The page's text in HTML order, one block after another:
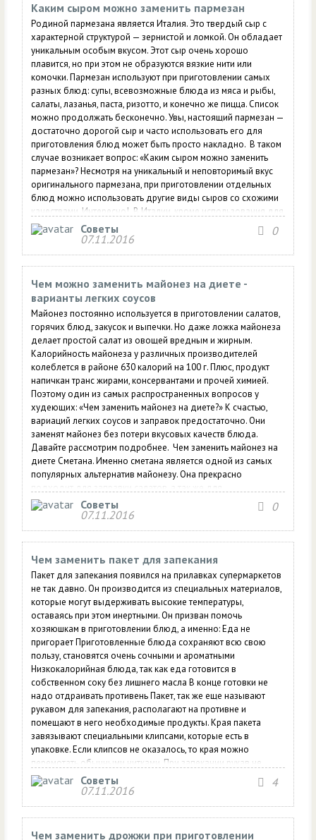
Каким сыром можно заменить пармезан
Родиной пармезана является Италия. Это твердый сыр с
характерной структурой — зернистой и ломкой. Он обладает
уникальным особым вкусом. Этот сыр очень хорошо
плавится, но при этом не образуются вязкие нити или
комочки. Пармезан используют при приготовлении самых
разных блюд: супы, всевозможные блюда из мяса и рыбы,
салаты, лазанья, паста, ризотто, и конечно же пицца. Список
можно продолжать бесконечно. Увы, настоящий пармезан —
достаточно дорогой сыр и часто использовать его для
приготовления блюд может быть просто накладно. В таком
случае возникает вопрос: «Каким сыром можно заменить
пармезан»? Несмотря на уникальный и неповторимый вкус
оригинального пармезана, при приготовлении отдельных
блюд можно использовать другие виды сыров со схожими
качествами. Интересно! В Италии, кроме использования для
приготовления горячих блюд и салатов, из пармезана, груши
и...
Советы
07.11.2016
0
Чем можно заменить майонез на диете -
варианты легких соусов
Майонез постоянно используется в приготовлении салатов,
горячих блюд, закусок и выпечки. Но даже ложка майонеза
делает простой салат из овощей вредным и жирным.
Калорийность майонеза у различных производителей
колеблется в районе 630 калорий на 100 г. Плюс, продукт
напичкан транс жирами, консервантами и прочей химией.
Поэтому один из самых распространенных вопросов у
худеющих: «Чем заменить майонез на диете?» К счастью,
вариаций легких соусов и заправок предостаточно. Они
заменят майонез без потери вкусовых качеств блюда.
Давайте рассмотрим подробнее. Чем заменить майонез на
диете Сметана. Именно сметана является одной из самых
популярных альтернатив майонезу. Она прекрасно
подходит для заправки салатов, а так же для
использования в горячих блюдах. На диете лучше всего
выбирать нежирную сметану 10-15%. Кстати, ее калорийность
ниже майонеза в 5 раз и употребление...
Советы
07.11.2016
0
Чем заменить пакет для запекания
Пакет для запекания появился на прилавках супермаркетов
не так давно. Он производится из специальных материалов,
которые могут выдерживать высокие температуры,
оставаясь при этом инертными. Он призван помочь
хозяюшкам в приготовлении блюд, а именно: Еда не
пригорает Приготовленные блюда сохраняют всю свою
пользу, становятся очень сочными и ароматными
Низкокалорийная блюда, так как еда готовится в
собственном соку без лишнего масла В конце готовки не
надо отдраивать противень Пакет, так же еще называют
рукавом для запекания, располагают на противне и
помещают в него необходимые продукты. Края пакета
завязывают специальными клипсами, которые есть в
упаковке. Если клипсов не оказалось, то края можно
перемотать обычными нитками. При запекании рукав не
должен касаться стенок, решеток и открытого огня в
духовке. А если еще за 15 минут до конца готовки сделать
Советы
07.11.2016
4
Чем заменить дрожжи при приготовлении